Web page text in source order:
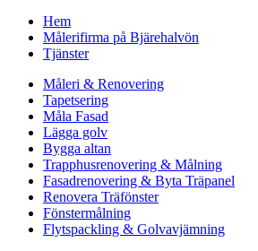
Hem
Målerifirma på Bjärehalvön
Tjänster
Måleri & Renovering
Tapetsering
Måla Fasad
Lägga golv
Bygga altan
Trapphusrenovering & Målning
Fasadrenovering & Byta Träpanel
Renovera Träfönster
Fönstermålning
Flytspackling & Golvavjämning